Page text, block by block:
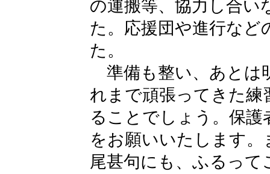
の運搬等、協力し合い
た。応援団や進行など
た。
準備も整い、あとは
れまで頑張ってきた練
ることでしょう。保護
をお願いいたします
尾甚句にも、ふるって